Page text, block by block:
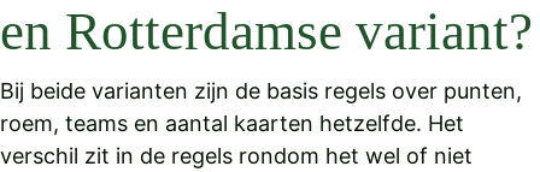
en Rotterdamse variant?
Bij beide varianten zijn de basis regels over punten,
roem, teams en aantal kaarten hetzelfde. Het
verschil zit in de regels rondom het wel of niet